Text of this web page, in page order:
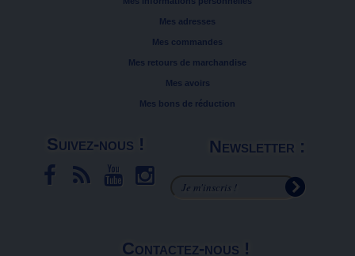
Mes adresses
Mes commandes
Mes retours de marchandise
Mes avoirs
Mes bons de réduction
Suivez-nous ! Newsletter :
Contactez-nous !